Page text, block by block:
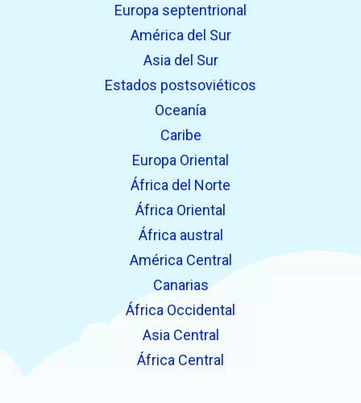
Europa septentrional
América del Sur
Asia del Sur
Estados postsoviéticos
Oceanía
Caribe
Europa Oriental
África del Norte
África Oriental
África austral
América Central
Canarias
África Occidental
Asia Central
África Central